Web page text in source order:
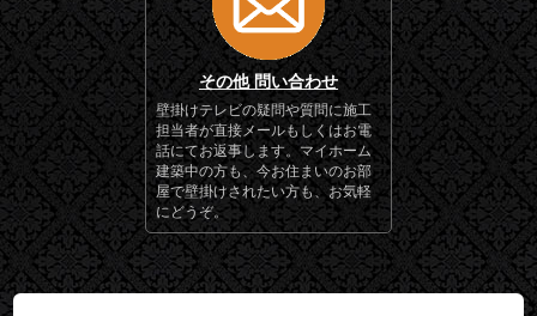
その他 問い合わせ
壁掛けテレビの疑問や質問に施工
担当者が直接メールもしくはお電
話にてお返事します。マイホーム
建築中の方も、今お住まいのお部
屋で壁掛けされたい方も、お気軽
にどうぞ。